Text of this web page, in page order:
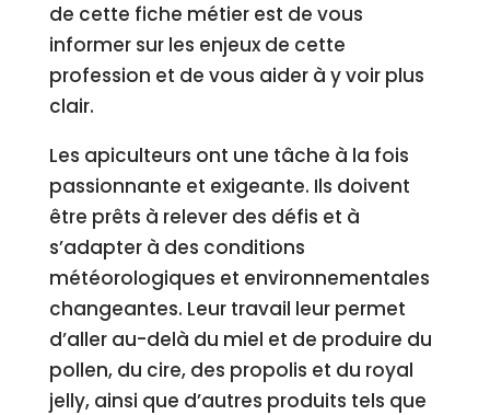
de cette fiche métier est de vous
informer sur les enjeux de cette
profession et de vous aider à y voir plus
clair.
Les apiculteurs ont une tâche à la fois
passionnante et exigeante. Ils doivent
être prêts à relever des défis et à
s’adapter à des conditions
météorologiques et environnementales
changeantes. Leur travail leur permet
d’aller au-delà du miel et de produire du
pollen, du cire, des propolis et du royal
jelly, ainsi que d’autres produits tels que